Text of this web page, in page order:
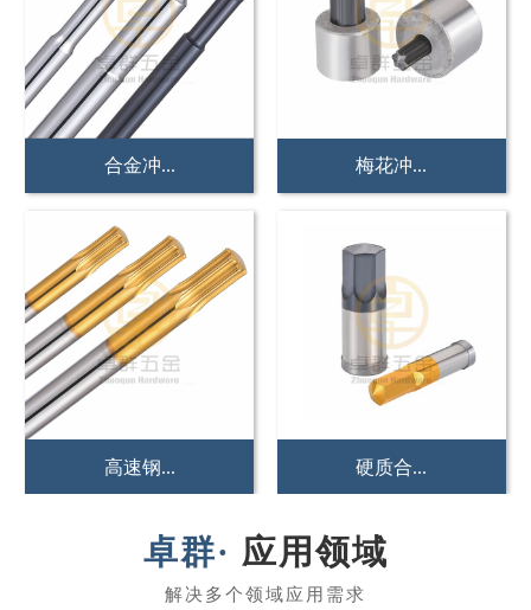
非标冲... 紧固件...
硬质合... 冲压冲...
应用领域